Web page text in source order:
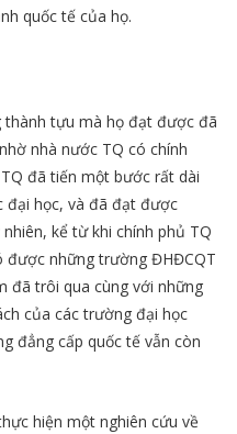
quốc tế của họ.
tựu mà họ đạt được đã
nhà nước TQ có chính
đã tiến một bước rất dài
đại học, và đã đạt được
kể từ khi chính phủ TQ
được những trường ĐHĐCQT
đã trôi qua cùng với những
của các trường đại học
đẳng cấp quốc tế vẫn còn
hiện một nghiên cứu về